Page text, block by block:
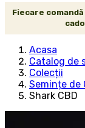
Fiecare
Acasa
Catalog de
Colecții
Semințe de
Shark CBD